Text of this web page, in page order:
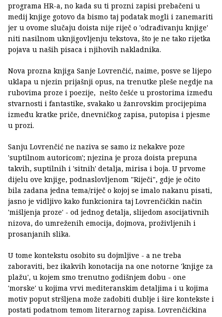
programa HR-a, no kada su ti prozni zapisi prebačeni u
medij knjige gotovo da bismo taj podatak mogli i zanemariti
jer u ovome slučaju doista nije riječ o 'odrađivanju knjige'
niti nasilnom uknjigovljenju tekstova, što je ne tako rijetka
pojava u naših pisaca i njihovih nakladnika.
Nova prozna knjiga Sanje Lovrenčić, naime, posve se lijepo
uklapa u njezin prijašnji opus, na trenutke pleše negdje na
rubovima proze i poezije, nešto češće u prostorima između
stvarnosti i fantastike, svakako u žanrovskim procijepima
između kratke priče, dnevničkog zapisa, putopisa i pjesme
u prozi.
Sanju Lovrenčić ne naziva se samo iz nekakve poze
'suptilnom autoricom'; njezina je proza doista prepuna
takvih, suptilnih i 'sitnih' detalja, mirisa i boja. U prvome
dijelu ove knjige, podnaslovljenom "Riječi", gdje je očito
bila zadana jedna tema/riječ o kojoj se imalo nakanu pisati,
jasno je vidljivo kako funkcionira taj Lovrenčićkin način
'mišljenja proze' - od jednog detalja, slijedom asocijativnih
nizova, do umreženih emocija, dojmova, proživljenih i
prosanjanih slika.
U tome kontekstu osobito su dojmljive - a ne treba
zaboraviti, bez ikakvih konotacija na one notorne 'knjige za
plažu', u kojem smo trenutno godišnjem dobu - one
'morske' u kojima vrvi mediteranskim detaljima i u kojima
motiv poput stršljena može zadobiti dublje i šire kontekste i
postati podatnom temom literarnog zapisa. Lovrenčićkina